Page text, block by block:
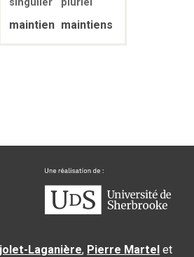
maintien maintiens
Laganière, Pierre Martel et